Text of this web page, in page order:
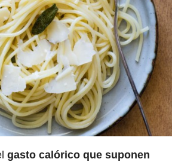
gasto calórico que suponen